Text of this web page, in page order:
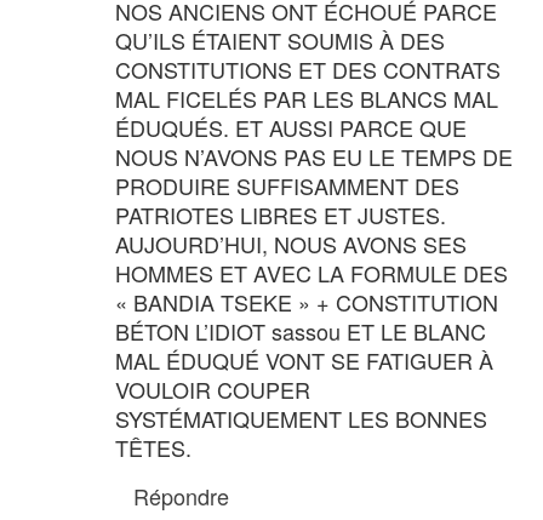
NOS ANCIENS ONT ÉCHOUÉ PARCE
QU’ILS ÉTAIENT SOUMIS À DES
CONSTITUTIONS ET DES CONTRATS
MAL FICELÉS PAR LES BLANCS MAL
ÉDUQUÉS. ET AUSSI PARCE QUE
NOUS N’AVONS PAS EU LE TEMPS DE
PRODUIRE SUFFISAMMENT DES
PATRIOTES LIBRES ET JUSTES.
AUJOURD’HUI, NOUS AVONS SES
HOMMES ET AVEC LA FORMULE DES
« BANDIA TSEKE » + CONSTITUTION
BÉTON L’IDIOT sassou ET LE BLANC
MAL ÉDUQUÉ VONT SE FATIGUER À
VOULOIR COUPER
SYSTÉMATIQUEMENT LES BONNES
TÊTES.
Répondre